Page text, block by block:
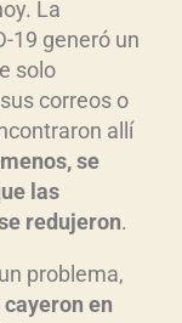
La
19 generó un
solo
correos o
allí
se
las
redujeron.
problema,
en